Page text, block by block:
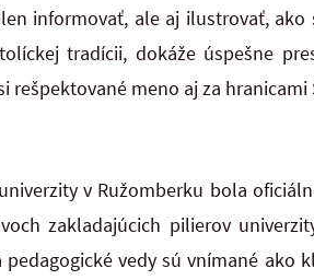
informovať, ale aj ilustrovať,
tradícii, dokáže úspešne
rešpektované meno aj za hranicami
v Ružomberku bola
zakladajúcich pilierov
vedy sú vnímané ako